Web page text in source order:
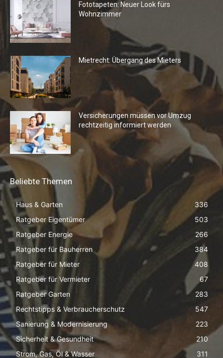
Fototapeten: Neuer Look fürs
Wohnzimmer
Mietrecht: Übergang des Mieters
Versicherungen müssen vor Umzug
rechtzeitig informiert werden
Beliebte Themen
Haus & Garten
336
Ratgeber Eigentümer
503
Ratgeber Energie
266
Ratgeber für Bauherren
384
Ratgeber für Mieter
408
Ratgeber für Vermieter
67
Ratgeber Garten
283
Rechtstipps & Verbraucherschutz
547
Sanierung & Modernisierung
223
Sicherheit & Gesundheit
210
Strom, Gas, Öl & Wasser
311